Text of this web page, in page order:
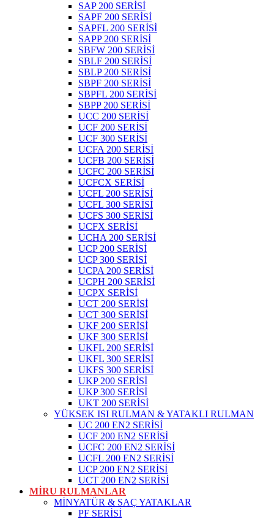
SAP 200 SERİSİ
SAPF 200 SERİSİ
SAPFL 200 SERİSİ
SAPP 200 SERİSİ
SBFW 200 SERİSİ
SBLF 200 SERİSİ
SBLP 200 SERİSİ
SBPF 200 SERİSİ
SBPFL 200 SERİSİ
SBPP 200 SERİSİ
UCC 200 SERİSİ
UCF 200 SERİSİ
UCF 300 SERİSİ
UCFA 200 SERİSİ
UCFB 200 SERİSİ
UCFC 200 SERİSİ
UCFCX SERİSİ
UCFL 200 SERİSİ
UCFL 300 SERİSİ
UCFS 300 SERİSİ
UCFX SERİSİ
UCHA 200 SERİSİ
UCP 200 SERİSİ
UCP 300 SERİSİ
UCPA 200 SERİSİ
UCPH 200 SERİSİ
UCPX SERİSİ
UCT 200 SERİSİ
UCT 300 SERİSİ
UKF 200 SERİSİ
UKF 300 SERİSİ
UKFL 200 SERİSİ
UKFL 300 SERİSİ
UKFS 300 SERİSİ
UKP 200 SERİSİ
UKP 300 SERİSİ
UKT 200 SERİSİ
YÜKSEK ISI RULMAN & YATAKLI RULMAN
UC 200 EN2 SERİSİ
UCF 200 EN2 SERİSİ
UCFC 200 EN2 SERİSİ
UCFL 200 EN2 SERİSİ
UCP 200 EN2 SERİSİ
UCT 200 EN2 SERİSİ
MİRU RULMANLAR
MİNYATÜR & SAÇ YATAKLAR
PF SERİSİ